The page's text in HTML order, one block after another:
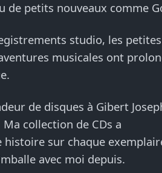
de petits nouveaux comme
studio, les
musicales ont
de disques à Gibert
collection de CDs a
histoire sur chaque
avec moi depuis.